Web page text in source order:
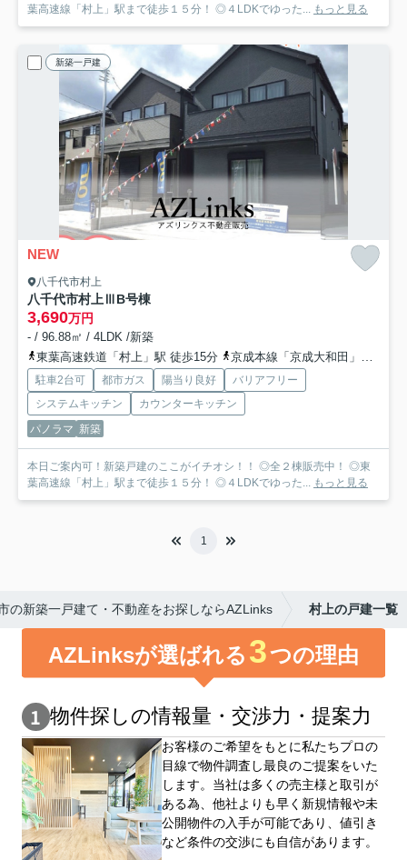
葉高速線「村上」駅まで徒歩１５分！ ◎４LDKでゆった... もっと見る
新築一戸建
NEW
八千代市村上
八千代市村上ⅢB号棟
3,690万円
- / 96.88㎡ / 4LDK /新築
東葉高速鉄道「村上」駅 徒歩15分
京成本線「京成大和田」駅 徒歩12分
駐車2台可 都市ガス 陽当り良好
バリアフリー
システムキッチン
カウンターキッチン
パノラマ 新築
本日ご案内可！新築戸建のここがイチオシ！！ ◎全２棟販売中！ ◎東
葉高速線「村上」駅まで徒歩１５分！ ◎４LDKでゆった... もっと見る
1
の新築一戸建て・不動産をお探しならAZLinks 村上の戸建一覧
AZLinksが選ばれる 3つの理由
物件探しの情報量・交渉⼒・提案⼒
お客様のご希望をもとに私たちプロの
目線で物件調査し最良のご提案をいた
します。当社は多くの売主様と取引が
ある為、他社よりも早く新規情報や未
公開物件の⼊手が可能であり、値引き
など条件の交渉にも自信があります。